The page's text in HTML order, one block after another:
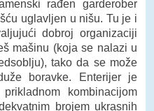
rađen garderober
uglavljen u nišu. Tu je i
dobroj organizaciji
mašinu (koja se nalazi u
tako da se može
boravke. Enterijer je
kombinacijom
brojem ukrasnih